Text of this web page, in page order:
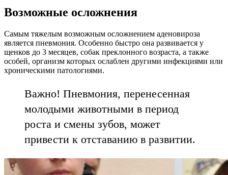
Возможные осложнения
Самым тяжелым возможным осложнением аденовироза
является пневмония. Особенно быстро она развивается у
щенков до 3 месяцев, собак преклонного возраста, а также
особей, организм которых ослаблен другими инфекциями или
хроническими патологиями.
Важно! Пневмония, перенесенная
молодыми животными в период
роста и смены зубов, может
привести к отставанию в развитии.